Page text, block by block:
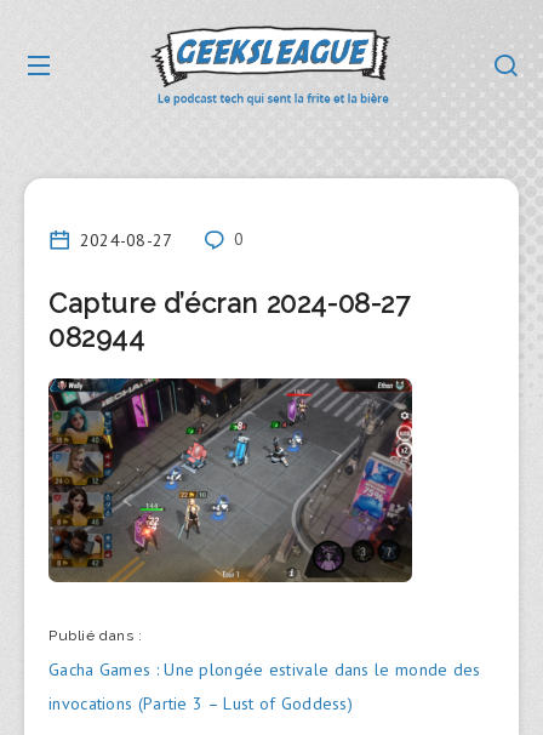
2024-08-27 0
Capture d’écran 2024-08-27
082944
Publié dans :
Navigation
de
Gacha Games : Une plongée estivale dans le monde des
invocations (Partie 3 – Lust of Goddess)